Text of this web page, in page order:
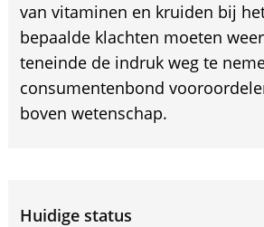
van vitaminen en kruiden bij
bepaalde klachten moeten
teneinde de indruk weg te
consumentenbond
boven wetenschap.
Huidige status